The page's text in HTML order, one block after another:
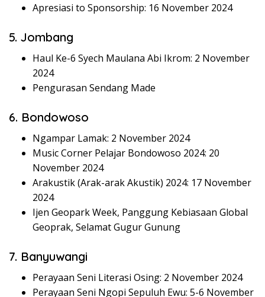
Apresiasi to Sponsorship: 16 November 2024
5. Jombang
Haul Ke-6 Syech Maulana Abi Ikrom: 2 November
2024
Pengurasan Sendang Made
6. Bondowoso
Ngampar Lamak: 2 November 2024
Music Corner Pelajar Bondowoso 2024: 20
November 2024
Arakustik (Arak-arak Akustik) 2024: 17 November
2024
Ijen Geopark Week, Panggung Kebiasaan Global
Geoprak, Selamat Gugur Gunung
7. Banyuwangi
Perayaan Seni Literasi Osing: 2 November 2024
Perayaan Seni Ngopi Sepuluh Ewu: 5-6 November